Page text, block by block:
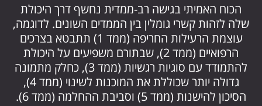
הכוח האמיתי בגישה רב-ממדית נחשף דרך היכולת
שלה לזהות קשרי גומלין בין הממדים השונים. לדוגמה,
עוצמת הרעילות החריפה (ממד 1) תתבטא בצרכים
הרפואיים (ממד 2), שבתורם משפיעים על היכולת
להתמודד עם סוגיות רגשיות (ממד 3), כחלק מתמונה
גדולה יותר שכוללת את המוכנות לשינוי (ממד 4),
הסיכון להישנות (ממד 5) וסביבת ההחלמה (ממד 6).